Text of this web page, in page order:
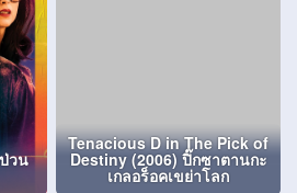
วน
Tenacious D in The Pick of
Destiny (2006) ปิ๊กซาตานกะ
เกลอร็อคเขย่าโลก